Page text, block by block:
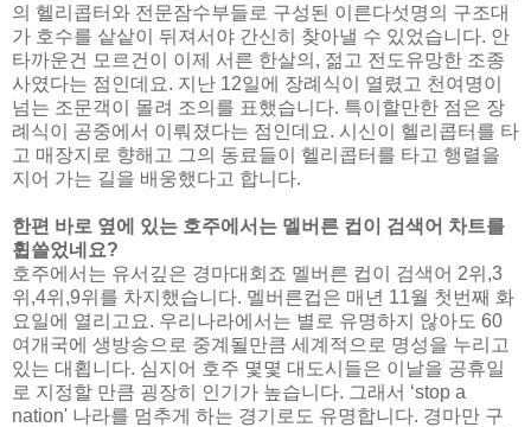
의 헬리콥터와 전문잠수부들로 구성된 이른다섯명의 구조대
가 호수를 샅샅이 뒤져서야 간신히 찾아낼 수 있었습니다. 안
타까운건 모르건이 이제 서른 한살의, 젊고 전도유망한 조종
사였다는 점인데요. 지난 12일에 장례식이 열렸고 천여명이
넘는 조문객이 몰려 조의를 표했습니다. 특이할만한 점은 장
례식이 공중에서 이뤄졌다는 점인데요. 시신이 헬리콥터를 타
고 매장지로 향해고 그의 동료들이 헬리콥터를 타고 행렬을
지어 가는 길을 배웅했다고 합니다.
한편 바로 옆에 있는 호주에서는 멜버른 컵이 검색어 차트를
휩쓸었네요?
호주에서는 유서깊은 경마대회죠 멜버른 컵이 검색어 2위,3
위,4위,9위를 차지했습니다. 멜버른컵은 매년 11월 첫번째 화
요일에 열리고요. 우리나라에서는 별로 유명하지 않아도 60
여개국에 생방송으로 중계될만큼 세계적으로 명성을 누리고
있는 대횝니다. 심지어 호주 몇몇 대도시들은 이날을 공휴일
로 지정할 만큼 굉장히 인기가 높습니다. 그래서 ‘stop a
nation' 나라를 멈추게 하는 경기로도 유명합니다. 경마만 구